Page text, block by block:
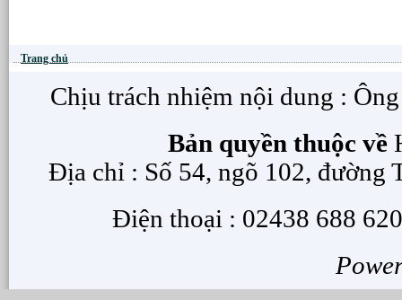
Trang chủ
Chịu trách nhiệm nội dung :
Bản quyền thuộc về
Địa chỉ : Số 54, ngõ 102, đường
Điện thoại : 02438 688